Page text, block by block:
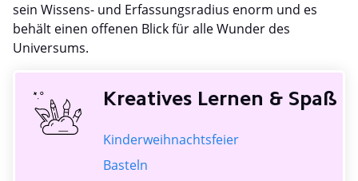
sein Wissens- und Erfassungsradius enorm und es
behält einen offenen Blick für alle Wunder des
Universums.
Kreatives Lernen & Spaß
Kinderweihnachtsfeier
Basteln